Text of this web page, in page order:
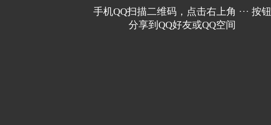
手机QQ扫描二维码，点击右上角 ··· 按钮
分享到QQ好友或QQ空间